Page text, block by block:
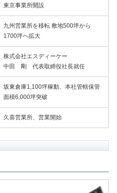
東京事業所開設
九州営業所を移転 敷地500坪から
1700坪へ拡大
株式会社エスディーケー
中田 剛 代表取締役社長就任
坂東倉庫1,100坪稼動、本社管轄保管
面積6,000坪突破
久喜営業所、営業開始